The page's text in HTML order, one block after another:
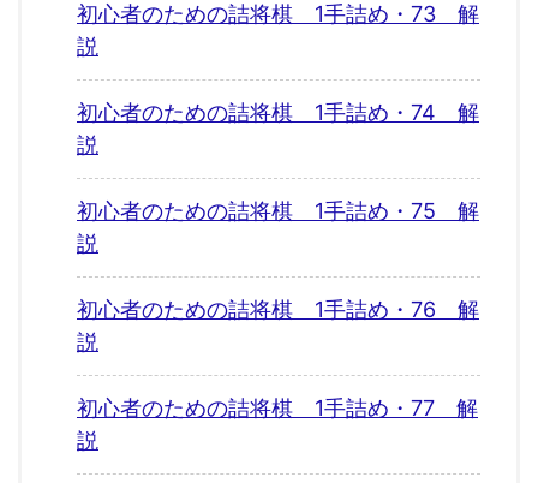
初心者のための詰将棋 1手詰め・73 解
説
初心者のための詰将棋 1手詰め・74 解
説
初心者のための詰将棋 1手詰め・75 解
説
初心者のための詰将棋 1手詰め・76 解
説
初心者のための詰将棋 1手詰め・77 解
説